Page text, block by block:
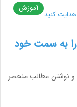
آموزش
را به سمت خود
و نوشتن مطالب منحصر